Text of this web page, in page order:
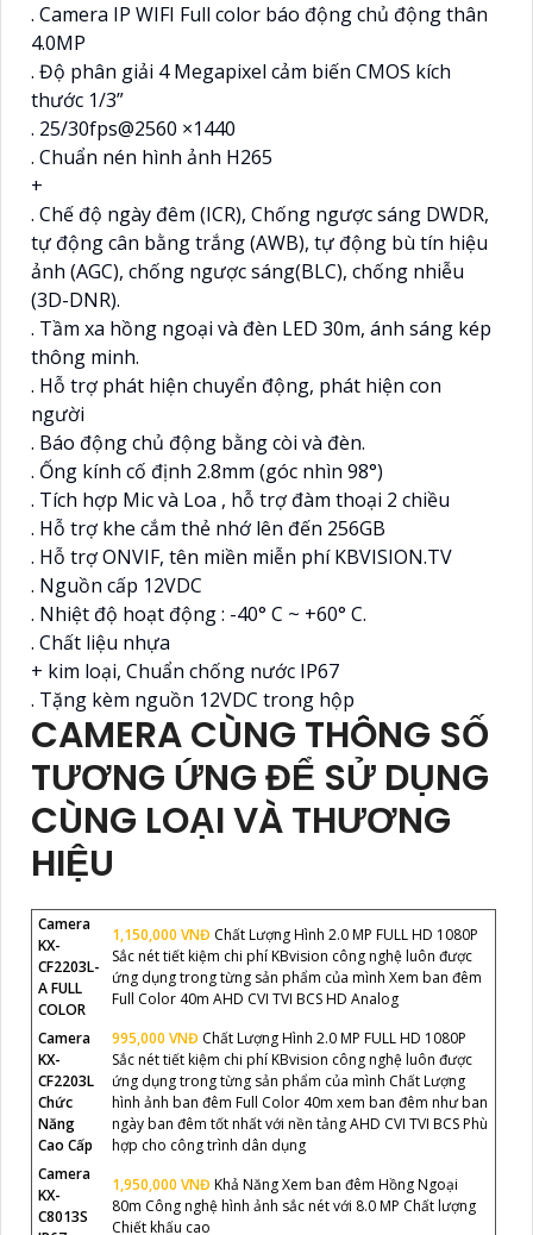
. Camera IP WIFI Full color báo động chủ động thân
4.0MP
. Độ phân giải 4 Megapixel cảm biến CMOS kích
thước 1/3”
. 25/30fps@2560 ×1440
. Chuẩn nén hình ảnh H265
+
. Chế độ ngày đêm (ICR), Chống ngược sáng DWDR,
tự động cân bằng trắng (AWB), tự động bù tín hiệu
ảnh (AGC), chống ngược sáng(BLC), chống nhiễu
(3D-DNR).
. Tầm xa hồng ngoại và đèn LED 30m, ánh sáng kép
thông minh.
. Hỗ trợ phát hiện chuyển động, phát hiện con
người
. Báo động chủ động bằng còi và đèn.
. Ống kính cố định 2.8mm (góc nhìn 98°)
. Tích hợp Mic và Loa , hỗ trợ đàm thoại 2 chiều
. Hỗ trợ khe cắm thẻ nhớ lên đến 256GB
. Hỗ trợ ONVIF, tên miền miễn phí KBVISION.TV
. Nguồn cấp 12VDC
. Nhiệt độ hoạt động : -40° C ~ +60° C.
. Chất liệu nhựa
+ kim loại, Chuẩn chống nước IP67
. Tặng kèm nguồn 12VDC trong hộp
CAMERA CÙNG THÔNG SỐ
TƯƠNG ỨNG ĐỂ SỬ DỤNG
CÙNG LOẠI VÀ THƯƠNG
HIỆU
Camera
KX-
CF2203L-
A FULL
COLOR
1,150,000 VNĐ Chất Lượng Hình 2.0 MP FULL HD 1080P
Sắc nét tiết kiệm chi phí KBvision công nghệ luôn được
ứng dụng trong từng sản phẩm của mình Xem ban đêm
Full Color 40m AHD CVI TVI BCS HD Analog
Camera
KX-
CF2203L
Chức
Năng
Cao Cấp
995,000 VNĐ Chất Lượng Hình 2.0 MP FULL HD 1080P
Sắc nét tiết kiệm chi phí KBvision công nghệ luôn được
ứng dụng trong từng sản phẩm của mình Chất Lượng
hình ảnh ban đêm Full Color 40m xem ban đêm như ban
ngày ban đêm tốt nhất với nền tảng AHD CVI TVI BCS Phù
hợp cho công trình dân dụng
Camera
KX-
C8013S
1,950,000 VNĐ Khả Năng Xem ban đêm Hồng Ngoại
80m Công nghệ hình ảnh sắc nét với 8.0 MP Chất lượng
Chiết khấu cao